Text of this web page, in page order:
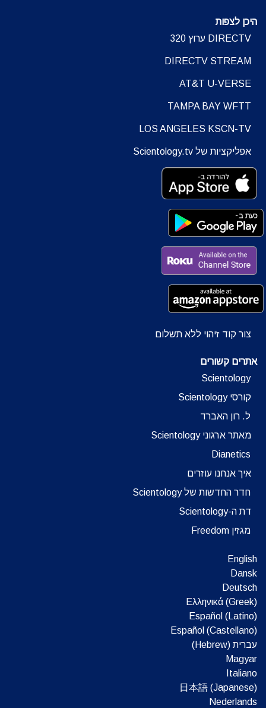
היכן לצפות
DIRECTV ערוץ 320
DIRECTV STREAM
AT&T U-VERSE
TAMPA BAY WFTT
LOS ANGELES KSCN-TV
אפליקציות של Scientology.tv
צור קוד זיהוי ללא תשלום
אתרים קשורים
Scientology
קורסי Scientology
ל. רון האברד
מאתר ארגוני Scientology
Dianetics
איך אנחנו עוזרים
חדר החדשות של Scientology
דת ה-Scientology
מגזין Freedom
English
Dansk
Deutsch
Ελληνικά (Greek)
Español (Latino)
Español (Castellano)
עברית (Hebrew)‏
Magyar
Italiano
日本語 (Japanese)
Nederlands